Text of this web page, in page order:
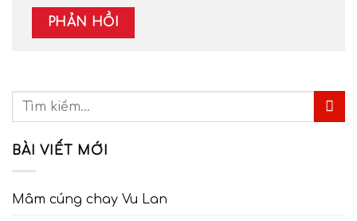
BÀI VIẾT MỚI
Mâm cúng chay Vu Lan